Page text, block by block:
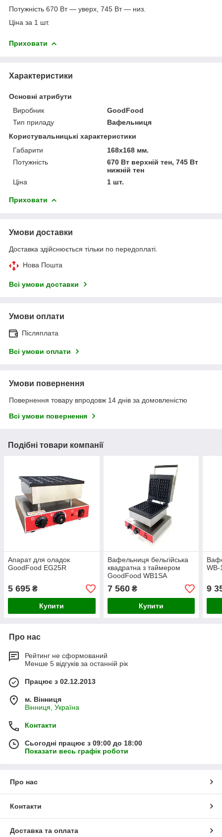
Потужність 670 Вт — уверх, 745 Вт — низ.
Ціна за 1 шт.
Приховати
Характеристики
Основні атрибути
Виробник
GoodFood
Тип приладу
Вафельниця
Користувальницькі характеристики
Габарити
168х168 мм.
Потужність
670 Вт верхній тен, 745 Вт
нижній тен
Ціна
1 шт.
Приховати
Умови доставки
Доставка здійснюється тільки по передоплаті.
Нова Пошта
Всі умови доставки
Умови оплати
Післяплата
Всі умови оплати
Умови повернення
Повернення товару впродовж 14 днів за домовленістю
Всі умови повернення
Подібні товари компанії
Апарат для оладок
GoodFood EG25R
5 695 ₴
Купити
Вафельниця бельгійська
квадратна з таймером
GoodFood WB1SA
7 560₴
Купити
WB-
9
Про нас
Рейтинг не сформований
Менше 5 відгуків за останній рік
Працює з 02.12.2013
м. Вінниця
Вінниця, Україна
Контакти
Сьогодні працює з 09:00 до 18:00
Показати весь графік роботи
Про нас
Контакти
Доставка та оплата